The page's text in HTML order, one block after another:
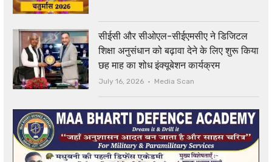
सीईसी और सीओएल-सीईएमसीए ने डिजिटल
शिक्षा अनुसंधान को बढ़ावा देने के लिए शुरू किया
छह माह का शोध इंक्यूबेशन कार्यक्रम
July 16, 2026 Author
Media Scan